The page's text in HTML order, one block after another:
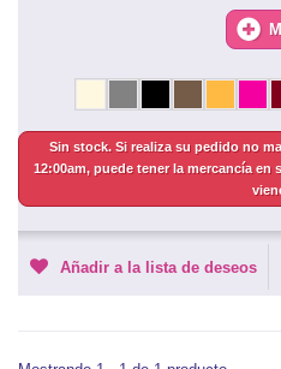
Sin stock. Si realiza su pedido no
12:00am, puede tener la mercancía
Añadir a la lista de deseos